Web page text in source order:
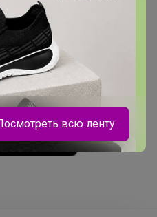
ваших изображений
чисел
всю ленту